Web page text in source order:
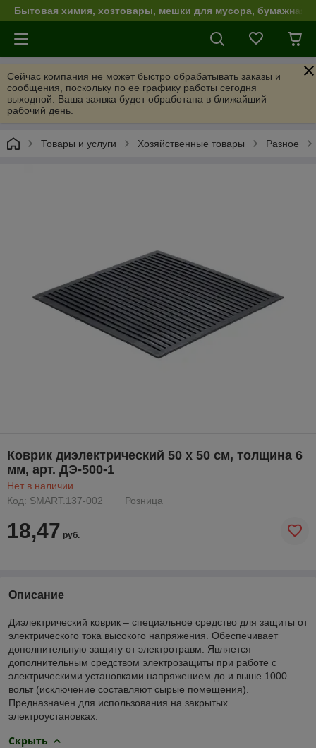
Бытовая химия, хозтовары, мешки для мусора, бумажная
Сейчас компания не может быстро обрабатывать заказы и
сообщения, поскольку по ее графику работы сегодня
выходной. Ваша заявка будет обработана в ближайший
рабочий день.
Товары и услуги Хозяйственные товары Разное
Коврик диэлектрический 50 х 50 см, толщина 6
мм, арт. ДЭ-500-1
Нет в наличии
Код: SMART.137-002
Розница
18,47 руб.
Описание
Диэлектрический коврик – специальное средство для защиты от
электрического тока высокого напряжения. Обеспечивает
дополнительную защиту от электротравм. Является
дополнительным средством электрозащиты при работе с
электрическими установками напряжением до и выше 1000
вольт (исключение составляют сырые помещения).
Предназначен для использования на закрытых
электроустановках.
Скрыть